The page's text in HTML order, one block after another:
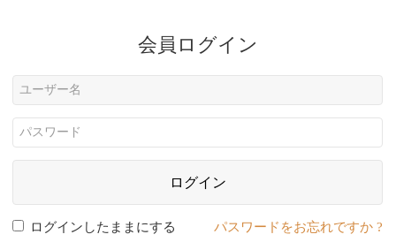
会員ログイン
ログイン
ログインしたままにする パスワードをお忘れですか ?